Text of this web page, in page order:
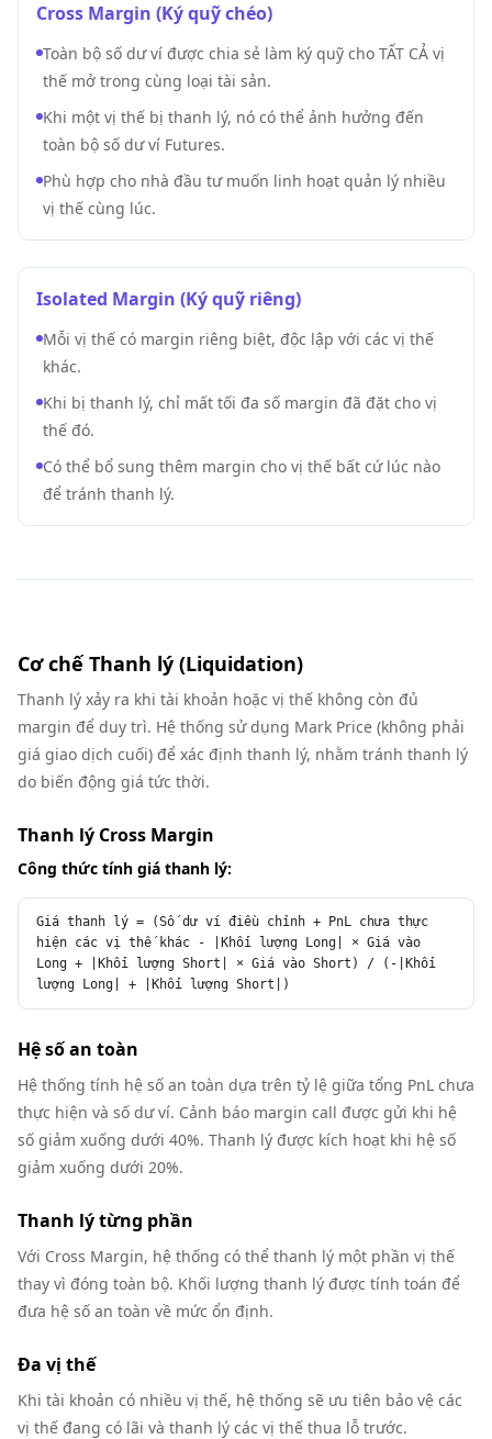
Cross Margin (Ký quỹ chéo)
Toàn bộ số dư ví được chia sẻ làm ký quỹ cho TẤT CẢ vị
thế mở trong cùng loại tài sản.
Khi một vị thế bị thanh lý, nó có thể ảnh hưởng đến
toàn bộ số dư ví Futures.
Phù hợp cho nhà đầu tư muốn linh hoạt quản lý nhiều
vị thế cùng lúc.
Isolated Margin (Ký quỹ riêng)
Mỗi vị thế có margin riêng biệt, độc lập với các vị thế
khác.
Khi bị thanh lý, chỉ mất tối đa số margin đã đặt cho vị
thế đó.
Có thể bổ sung thêm margin cho vị thế bất cứ lúc nào
để tránh thanh lý.
Cơ chế Thanh lý (Liquidation)
Thanh lý xảy ra khi tài khoản hoặc vị thế không còn đủ
margin để duy trì. Hệ thống sử dụng Mark Price (không phải
giá giao dịch cuối) để xác định thanh lý, nhằm tránh thanh lý
do biến động giá tức thời.
Thanh lý Cross Margin
Công thức tính giá thanh lý:
Giá thanh lý = (Số dư ví điều chỉnh + PnL chưa thực
hiện các vị thế khác - |Khối lượng Long| × Giá vào
Long + |Khối lượng Short| × Giá vào Short) / (-|Khối
lượng Long| + |Khối lượng Short|)
Hệ số an toàn
Hệ thống tính hệ số an toàn dựa trên tỷ lệ giữa tổng PnL chưa
thực hiện và số dư ví. Cảnh báo margin call được gửi khi hệ
số giảm xuống dưới 40%. Thanh lý được kích hoạt khi hệ số
giảm xuống dưới 20%.
Thanh lý từng phần
Với Cross Margin, hệ thống có thể thanh lý một phần vị thế
thay vì đóng toàn bộ. Khối lượng thanh lý được tính toán để
đưa hệ số an toàn về mức ổn định.
Đa vị thế
Khi tài khoản có nhiều vị thế, hệ thống sẽ ưu tiên bảo vệ các
vị thế đang có lãi và thanh lý các vị thế thua lỗ trước.